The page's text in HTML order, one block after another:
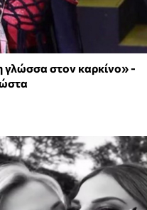
στον καρκίνο» -